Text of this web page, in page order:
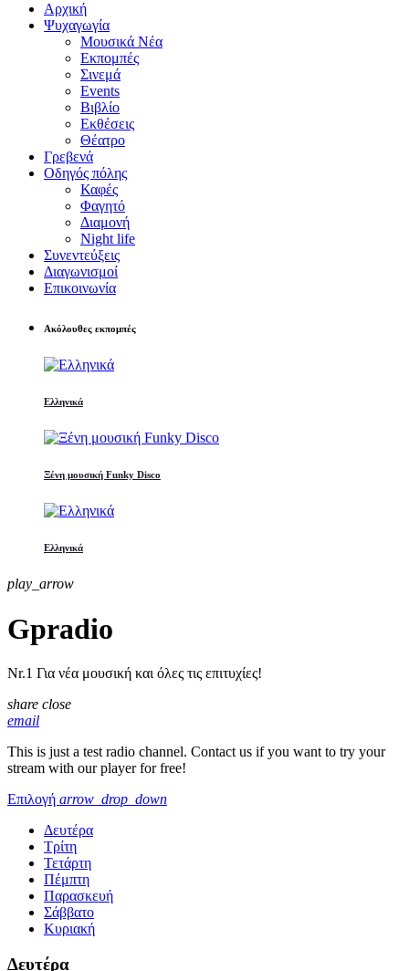
Αρχική
Ψυχαγωγία
Μουσικά Νέα
Εκπομπές
Σινεμά
Events
Βιβλίο
Εκθέσεις
Θέατρο
Γρεβενά
Οδηγός πόλης
Καφές
Φαγητό
Διαμονή
Night life
Συνεντεύξεις
Διαγωνισμοί
Επικοινωνία
Ακόλουθες εκπομπές
Ελληνικά
Ξένη μουσική Funky Disco
Ελληνικά
play_arrow
Gpradio
Nr.1 Για νέα μουσική και όλες τις επιτυχίες!
share close
email
This is just a test radio channel. Contact us if you want to try your
stream with our player for free!
Επιλογή arrow_drop_down
Δευτέρα
Τρίτη
Τετάρτη
Πέμπτη
Παρασκευή
Σάββατο
Κυριακή
Δευτέρα